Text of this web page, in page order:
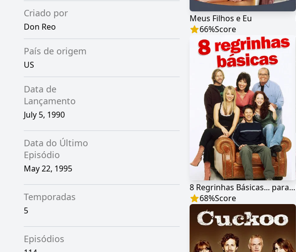
Criado por
Don Reo
País de origem
US
Data de
Lançamento
July 5, 1990
Data do Último
Episódio
May 22, 1995
Temporadas
5
Episódios
Meus Filhos e Eu
66%Score
8 Regrinhas Básicas... para Namorar Minhas Filhas Adolescentes
68%Score